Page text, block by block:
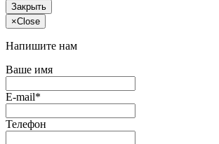
Закрыть
×Close
Напишите нам
Ваше имя
E-mail*
Телефон